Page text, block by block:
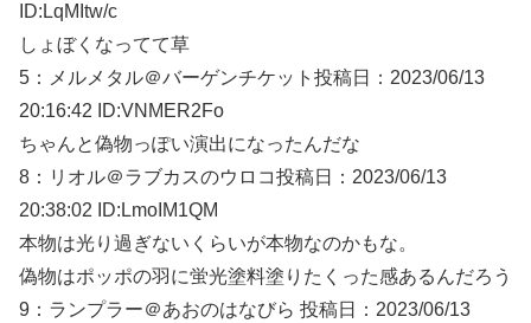
ID:LqMItw/c
しょぼくなってて草
5：
メルメタル＠バーゲンチケット 投稿日：2023/06/13
20:16:42 ID:VNMER2Fo
ちゃんと偽物っぽい演出になったんだな
8： リオル＠ラブカスのウロコ投稿日：2023/06/13
20:38:02 ID:LmoIM1QM
本物は光り過ぎないくらいが本物なのかもな。
偽物はポッポの羽に蛍光塗料塗りたくった感あるんだろう
9： ランプラー＠あおのはなびら 投稿日：2023/06/13